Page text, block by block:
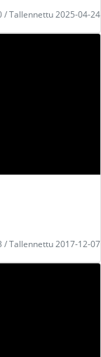
/ Tallennettu 2025-04-24
/ Tallennettu 2017-12-07